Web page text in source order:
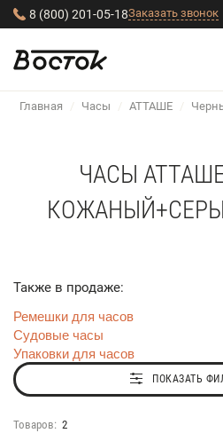
8 (800) 201-05-18Заказать звонок
Главная / Часы / АТТАШЕ /
ЧАСЫ
Также в продаже:
Ремешки для часов
Судовые часы
Упаковки для часов
ПОКАЗАТЬ
Товаров: 2